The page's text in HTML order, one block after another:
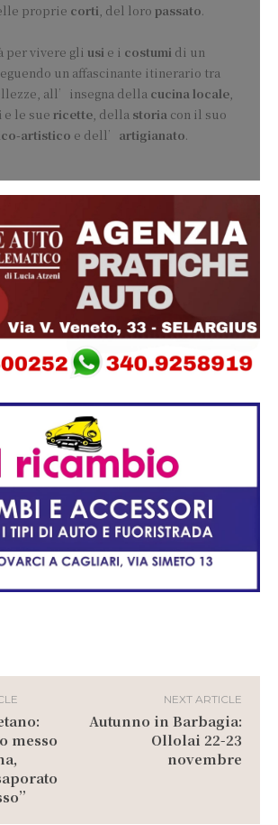
proprie corti, del loro passato.
per vivere gli usi e i costumi di un
un affascinante itinerario tra
all’insegna della cucina locale,
e le sue ricette, della storia con il suo
artistico e dell’ artigianato.
messo
NEXT ARTICLE
Autunno in Barbagia:
Ollolai 22-23
novembre